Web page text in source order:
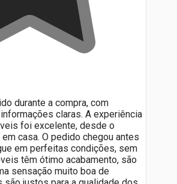
durante a compra, com
claras. A experiência
foi excelente, desde o
casa. O pedido chegou antes
em perfeitas condições, sem
têm ótimo acabamento, são
sensação muito boa de